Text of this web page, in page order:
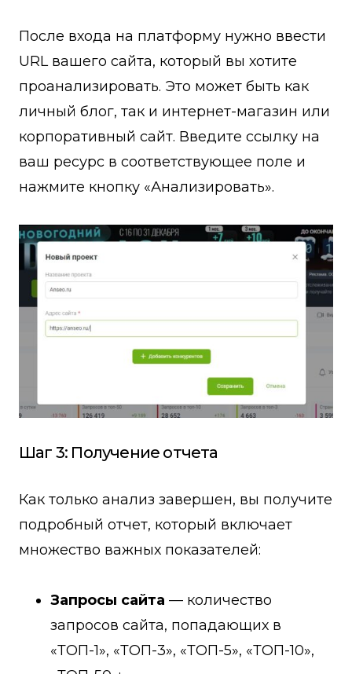
После входа на платформу нужно ввести
URL вашего сайта, который вы хотите
проанализировать. Это может быть как
личный блог, так и интернет-магазин или
корпоративный сайт. Введите ссылку на
ваш ресурс в соответствующее поле и
нажмите кнопку «Анализировать».
Шаг 3: Получение отчета
Как только анализ завершен, вы получите
подробный отчет, который включает
множество важных показателей:
Запросы сайта — количество
запросов сайта, попадающих в
«ТОП-1», «ТОП-3», «ТОП-5», «ТОП-10»,